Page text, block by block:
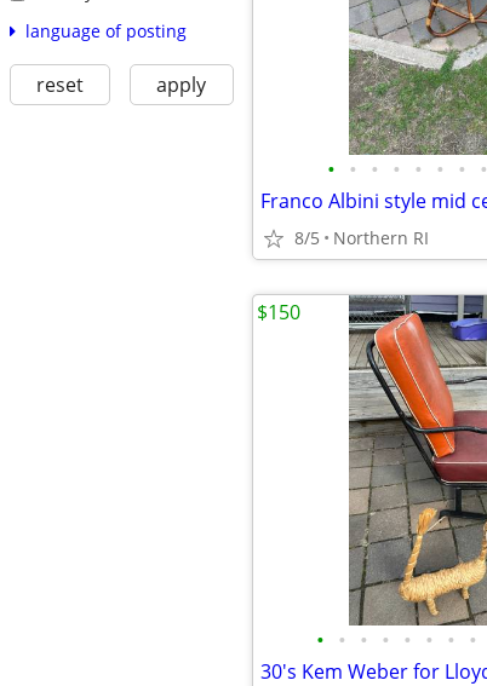
language of posting
reset apply
• • • • • • • •
8/5 Northern RI
• • • • • • • •
$150